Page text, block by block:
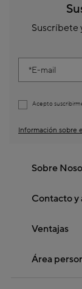
Suscríbete
E-mail
Acepto
Información sobre
Sobre
Contacto y
Ventajas
Área